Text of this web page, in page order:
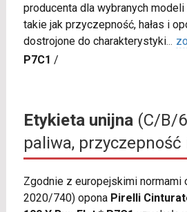
producenta dla wybranych
takie jak przyczepność, hałas i
dostrojone do charakterystyki...
P7C1 /
Etykieta unijna(C/B/
paliwa, przyczepność
Zgodnie z europejskimi normami
2020/740) opona Pirelli